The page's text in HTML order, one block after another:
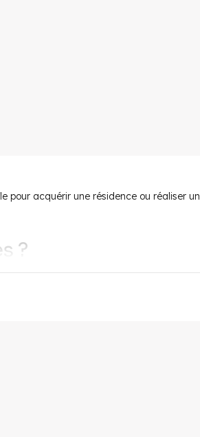
pour acquérir une résidence ou réaliser un
?
de la capitale